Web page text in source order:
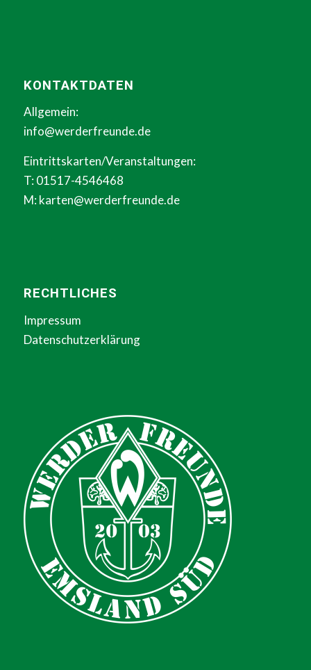
KONTAKTDATEN
Allgemein:
info@werderfreunde.de
Eintrittskarten/Veranstaltungen:
T: 01517-4546468
M:karten@werderfreunde.de
RECHTLICHES
Impressum
Datenschutzerklärung